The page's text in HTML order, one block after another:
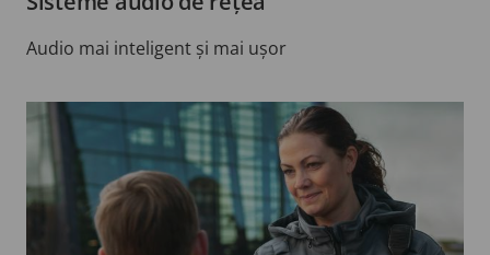
Audio mai inteligent și mai ușor